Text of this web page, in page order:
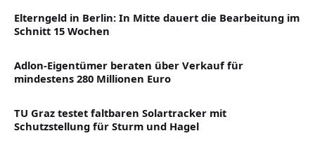
Elterngeld in Berlin: In Mitte dauert die Bearbeitung im
Schnitt 15 Wochen
Adlon-Eigentümer beraten über Verkauf für
mindestens 280 Millionen Euro
TU Graz testet faltbaren Solartracker mit
Schutzstellung für Sturm und Hagel